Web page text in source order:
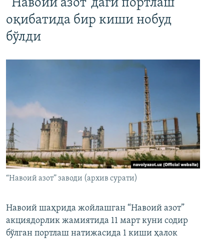
“Навоий азот”даги портлаш
оқибатида бир киши нобуд
бўлди
“Навоий азот” заводи (архив сурати)
Навоий шаҳрида жойлашган “Навоий азот”
акциядорлик жамиятида 11 март куни содир
бўлган портлаш натижасида 1 киши ҳалок